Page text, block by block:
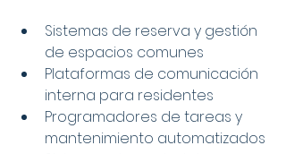
Sistemas de reserva y gestión
de espacios comunes
Plataformas de comunicación
interna para residentes
Programadores de tareas y
mantenimiento automatizados